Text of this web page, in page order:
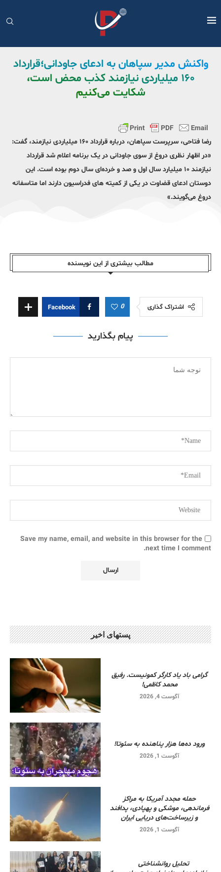
واکنش مدیر سپاهان به ادعای جاودانی؛قرارداد
۱۶۰ میلیاردی نیازمند کذب محض است،
شکایت می‌کنیم
رضا فتاحی، سرپرست سپاهان، درباره قرارداد ۱۶۰ میلیاردی نیازمند، گفت:
«در اظهار نظری دروغ از سوی جاودانی در یک برنامه اعلام شد قرارداد
نیازمند ۱۰ میلیارد سال اول و صد و خرده‌ای سال دوم بوده است. این
دوستان ادعای قضاوت در یکی از کمیته های فدراسیون دارند اما متاسفانه
دروغ می‌گویند.»
مطالب بیشتری از این نویسندە
اشتراک گذاری 0
Facebook
پیام بگذارید
Save my name, email, and website in this browser for the
next time I comment.
پستهای اخیر
گرامی باد یاد کارگر کمونیست. رفیق
محمد کاظمی!
آگوست 4, 2026
ورود ده‌ها هزار پناهنده به سئوتا!
آگوست 1, 2026
حمله مجدد آمریکا به مراکز
فرماندهی، موشکی و پهپادی، پدافند
و زیرساخت‌های دریایی ایران
آگوست 1, 2026
تحلیل روانشناختی